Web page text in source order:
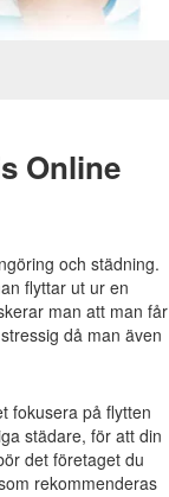
Online
och städning.
flyttar ut ur en
man att man får
då man även
fokusera på flytten
städare, för att din
det företaget du
rekommenderas